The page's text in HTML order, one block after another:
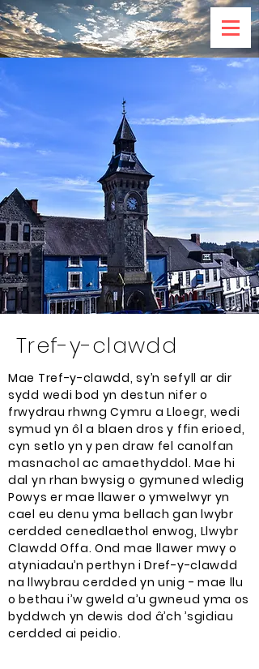
Tref-y-clawdd
Mae Tref-y-clawdd, sy’n sefyll ar dir
sydd wedi bod yn destun nifer o
frwydrau rhwng Cymru a Lloegr, wedi
symud yn ôl a blaen dros y ffin erioed,
cyn setlo yn y pen draw fel canolfan
masnachol ac amaethyddol. Mae hi
dal yn rhan bwysig o gymuned wledig
Powys er mae llawer o ymwelwyr yn
cael eu denu yma bellach gan lwybr
cerdded cenedlaethol enwog, Llwybr
Clawdd Offa. Ond mae llawer mwy o
atyniadau’n perthyn i Dref-y-clawdd
na llwybrau cerdded yn unig - mae llu
o bethau i’w gweld a’u gwneud yma os
byddwch yn dewis dod â’ch ’sgidiau
cerdded ai peidio.